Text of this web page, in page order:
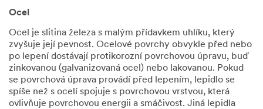
Ocel
Ocel je slitina železa s malým přídavkem uhlíku, který
zvyšuje její pevnost. Ocelové povrchy obvykle před nebo
po lepení dostávají protikorozní povrchovou úpravu, buď
zinkovanou (galvanizovaná ocel) nebo lakovanou. Pokud
se povrchová úprava provádí před lepením, lepidlo se
spíše než s ocelí spojuje s povrchovou vrstvou, která
ovlivňuje povrchovou energii a smáčivost. Jiná lepidla